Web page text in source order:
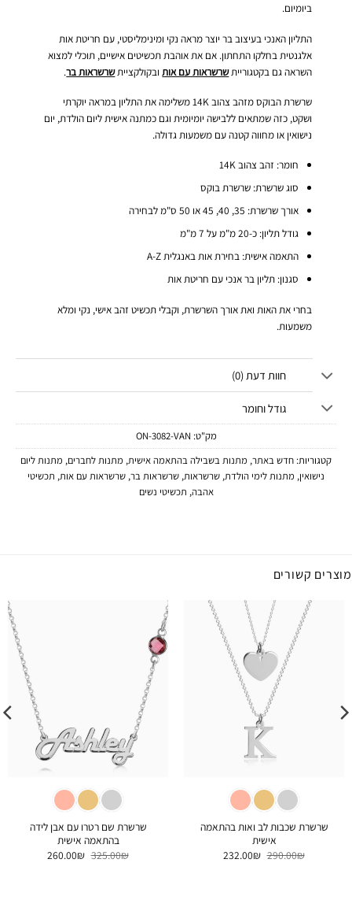
ביומיום.
התליון האנכי בעיצוב בר יוצר מראה נקי ומינימליסטי, עם חריטת אות
אלגנטית בחלקו התחתון. אם את אוהבת תכשיטים אישיים, תוכלי למצוא
השראה גם בקטגורייתשרשראות עם אות ובקולקצייתשרשראות בר.
שרשרת הבוקס מזהב צהוב 14K משלימה את התליון במראה יוקרתי
ושקט, כזה שמתאים ללבישה יומיומית וגם כמתנה אישית ליום הולדת, יום
נישואין או מחווה קטנה עם משמעות גדולה.
חומר: זהב צהוב 14K
סוג שרשרת: שרשרת בוקס
אורך שרשרת: 35, 40, 45 או 50 ס"מ לבחירה
גודל תליון: כ-20 מ"מ על 7 מ"מ
התאמה אישית: בחירת אות באנגלית A-Z
סגנון: תליון בר אנכי עם חריטת אות
בחרי את האות ואת אורך השרשרת, וקבלי תכשיט זהב אישי, נקי ומלא
משמעות.
חוות דעת (0)
גודל וחומר
מק"ט: ON-3082-VAN
קטגוריות: חדש באתר, מתנות בשבילה בהתאמה אישית, מתנות לחברים, מתנות ליום
נישואין, מתנות לימי הולדת, שרשראות, שרשראות בר, שרשראות עם אות, תכשיטי
אהבה, תכשיטי נשים
מוצרים קשורים
שרשרת שכבות לב ואות בהתאמה
אישית
290.00₪ המחיר
המקורי
232.00₪ המחיר
שרשרת שם רטרו עם אבן לידה
בהתאמה אישית
325.00₪ המחיר
המקורי
260.00₪ המחיר